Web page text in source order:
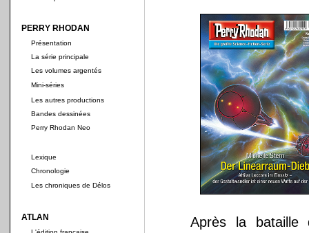
PERRY RHODAN
Présentation
La série principale
Les volumes argentés
Mini-séries
Les autres productions
Bandes dessinées
Perry Rhodan Neo
Lexique
Chronologie
Les chroniques de Délos
ATLAN
Après la bataille